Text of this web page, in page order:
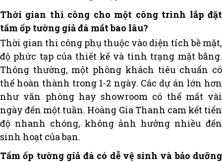
Thời gian thi công cho một công trình lắp đặt
tấm ốp tường giả đá mất bao lâu?
Thời gian thi công phụ thuộc vào diện tích bề mặt,
độ phức tạp của thiết kế và tình trạng mặt bằng.
Thông thường, một phòng khách tiêu chuẩn có
thể hoàn thành trong 1-2 ngày. Các dự án lớn hơn
như văn phòng hay showroom có thể mất vài
ngày đến một tuần. Hoàng Gia Thanh cam kết tiến
độ nhanh chóng, không ảnh hưởng nhiều đến
sinh hoạt của bạn.
Tấm ốp tường giả đá có dễ vệ sinh và bảo dưỡng